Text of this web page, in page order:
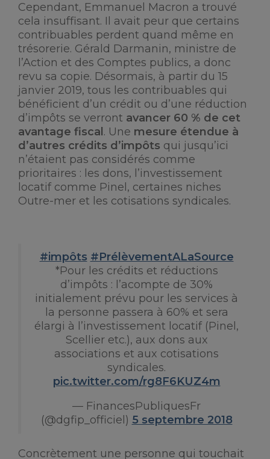
Cependant, Emmanuel Macron a trouvé
cela insuffisant. Il avait peur que certains
contribuables perdent quand même en
trésorerie. Gérald Darmanin, ministre de
l’Action et des Comptes publics, a donc
revu sa copie. Désormais, à partir du 15
janvier 2019, tous les contribuables qui
bénéficient d’un crédit ou d’une réduction
d’impôts se verront avancer 60 % de cet
avantage fiscal . Une mesure étendue à
d’autres crédits d’impôts qui jusqu’ici
n’étaient pas considérés comme
prioritaires : les dons, l’investissement
locatif comme Pinel, certaines niches
Outre-mer et les cotisations syndicales.
#impôts #PrélèvementALaSource
*Pour les crédits et réductions
d’impôts : l’acompte de 30%
initialement prévu pour les services à
la personne passera à 60% et sera
élargi à l’investissement locatif (Pinel,
Scellier etc.), aux dons aux
associations et aux cotisations
syndicales.
pic.twitter.com/rg8F6KUZ4m
— FinancesPubliquesFr
(@dgfip_officiel) 5 septembre 2018
Concrètement une personne qui touchait